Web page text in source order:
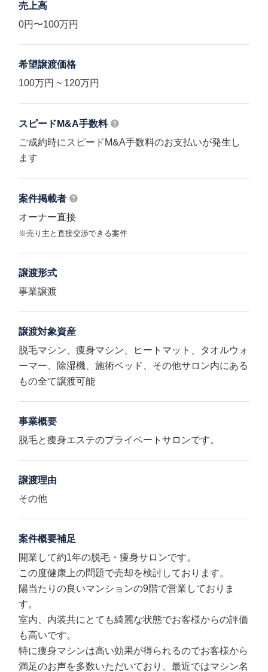
売上高
0円〜100万円
希望譲渡価格
100万円 ~ 120万円
スピードM&A手数料
ご成約時にスピードM&A手数料のお支払いが発生し
ます
案件掲載者
オーナー直接
※売り主と直接交渉できる案件
譲渡形式
事業譲渡
譲渡対象資産
脱毛マシン、痩身マシン、ヒートマット、タオルウォ
ーマー、除湿機、施術ベッド、その他サロン内にある
もの全て譲渡可能
事業概要
脱毛と痩身エステのプライベートサロンです。
譲渡理由
その他
案件概要補足
開業して約1年の脱毛・痩身サロンです。
この度健康上の問題で売却を検討しております。
陽当たりの良いマンションの9階で営業しておりま
す。
室内、内装共にとても綺麗な状態でお客様からの評価
も高いです。
特に痩身マシンは高い効果が得られるのでお客様から
満足のお声を多数いただいており、最近ではマシン名